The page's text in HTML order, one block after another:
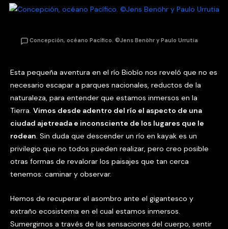
Concepción, océano Pacífico. ©Jens Benöhr y Paulo Urrutia
Esta pequeña aventura en el río Biobío nos reveló que no es
necesario escapar a parques nacionales, reductos de la
naturaleza, para entender que estamos inmersos en la
Tierra. Vimos desde adentro del río el aspecto de una
ciudad ajetreada e inconsciente de los lugares que le
rodean. Sin duda que descender un río en kayak es un
privilegio que no todos pueden realizar, pero creo posible
otras formas de revalorar los paisajes que tan cerca
tenemos: caminar y observar.
Hemos de recuperar el asombro ante el gigantesco y
extraño ecosistema en el cual estamos inmersos.
Sumergirnos a través de las sensaciones del cuerpo, sentir